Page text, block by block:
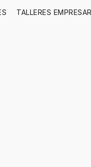
TALLERES